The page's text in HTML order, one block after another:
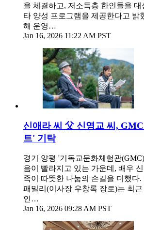
을 체결하고, 저소득층 한인들을
타 양성 프로그램을 제공한다고 밝
해 운영…
Jan 16, 2026 11:22 AM PST
신애라 씨 父 신영교 씨,
트' 기탁
경기 양평 '기독교문화체험관
음이 빨라지고 있는 가운데, 배우
족이 따뜻한 나눔의 손길을 더했다.
패밀리(이사장 우창록 장로)는 최
인…
Jan 16, 2026 09:28 AM PST